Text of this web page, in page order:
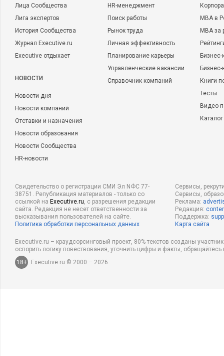
Лица Сообщества
Лига экспертов
История Сообщества
Журнал Executive.ru
Executive отдыхает
НОВОСТИ
Новости дня
Новости компаний
Отставки и назначения
Новости образования
Новости Сообщества
HR-новости
HR-менеджмент
Поиск работы
Рынок труда
Личная эффективность
Планирование карьеры
Управленческие вакансии
Справочник компаний
MBA в
MBA
Бизнес-
Книги
Тесты
Видео
Свидетельство о регистрации СМИ Эл NФС 77-
38751. Републикация материалов - только со
ссылкой на Executive.ru, с разрешения редакции
сайта. Редакция не несет ответственности за
высказывания пользователей на сайте.
Политика обработки персональных данных
Сервисы,
Сервисы,
Реклама:
Редакция:
Поддержка:
Карта сайта
Executive.ru – краудсорсинговый проект, 80% текстов созданы
оспорить логику повествования, уточнить цифры и факты,
18+
Executive.ru © 2000 – 2026.